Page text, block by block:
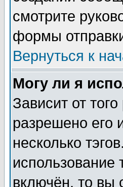
смотрите
формы
Вернуться к
Могу ли я
Зависит от
разрешено его
несколько
использование
включён, то вы